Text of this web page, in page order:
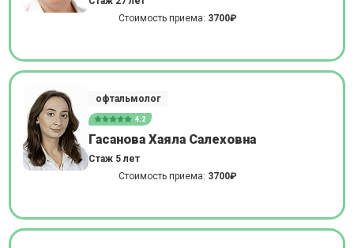
Стоимость приема: 3700₽
офтальмолог
4.2
Гасанова Хаяла Салеховна
Стаж 5 лет
Стоимость приема: 3700₽